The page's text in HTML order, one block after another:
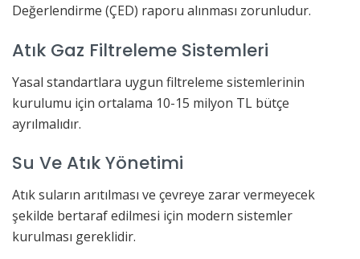
Değerlendirme (ÇED) raporu alınması zorunludur.
Atık Gaz Filtreleme Sistemleri
Yasal standartlara uygun filtreleme sistemlerinin
kurulumu için ortalama 10-15 milyon TL bütçe
ayrılmalıdır.
Su Ve Atık Yönetimi
Atık suların arıtılması ve çevreye zarar vermeyecek
şekilde bertaraf edilmesi için modern sistemler
kurulması gereklidir.